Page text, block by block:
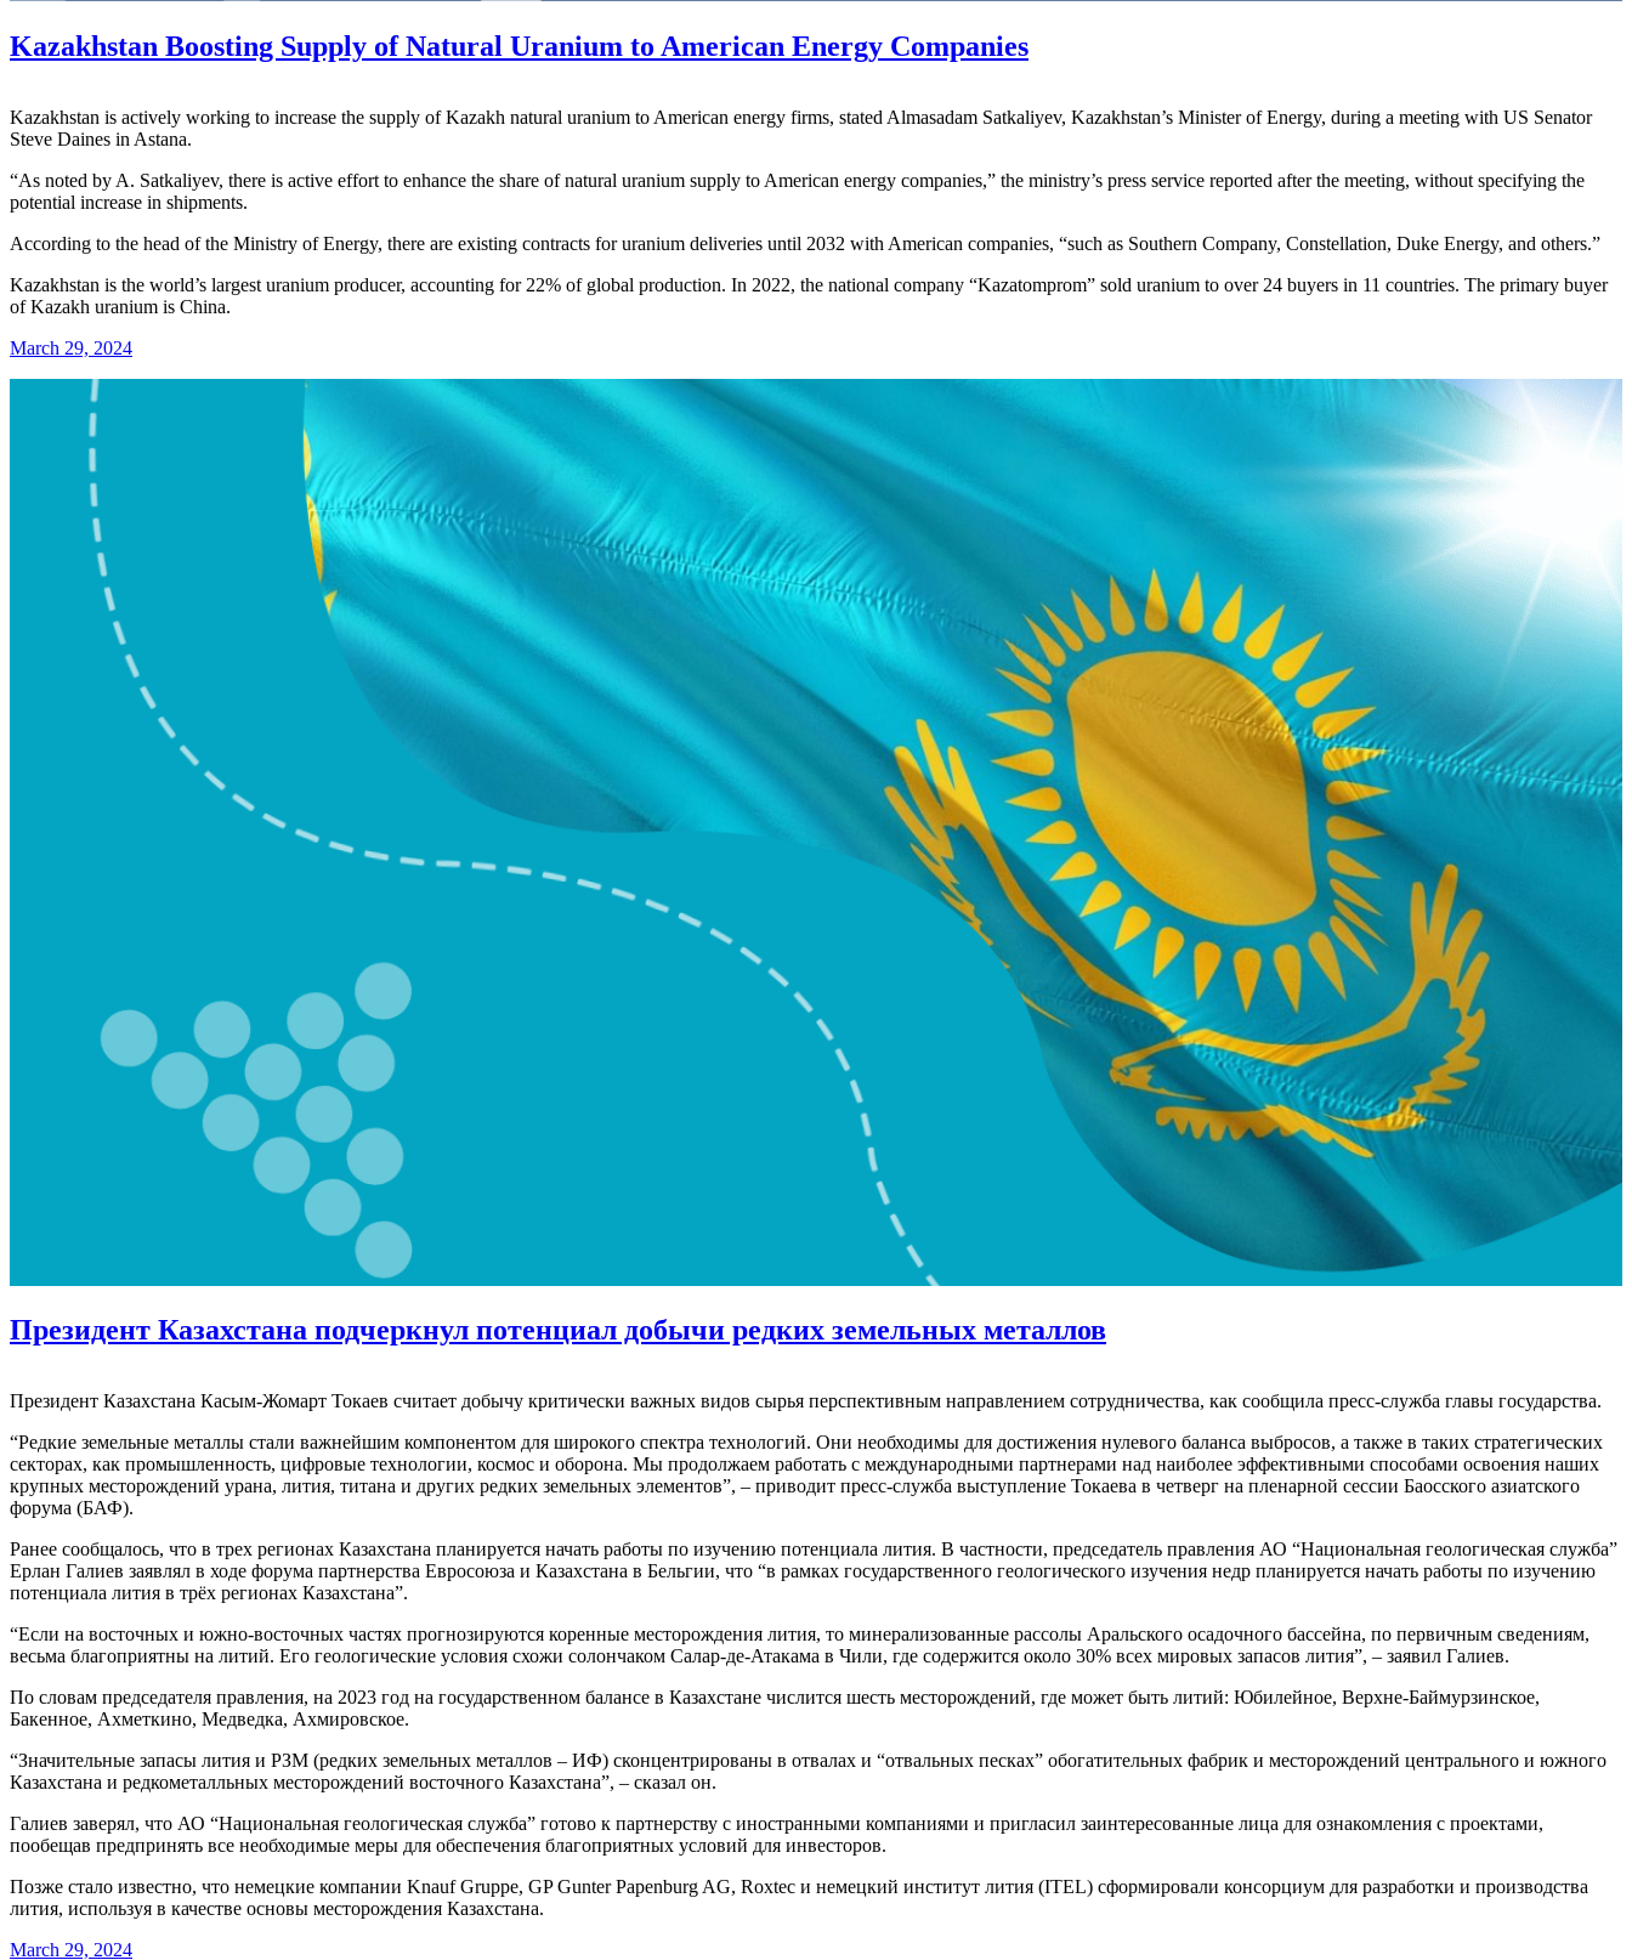
Kazakhstan Boosting Supply of Natural Uranium to American Energy Companies
Kazakhstan is actively working to increase the supply of Kazakh natural uranium to American energy firms, stated Almasadam Satkaliyev, Kazakhstan’s Minister of Energy, during a meeting with US Senator
Steve Daines in Astana.
“As noted by A. Satkaliyev, there is active effort to enhance the share of natural uranium supply to American energy companies,” the ministry’s press service reported after the meeting, without specifying the
potential increase in shipments.
According to the head of the Ministry of Energy, there are existing contracts for uranium deliveries until 2032 with American companies, “such as Southern Company, Constellation, Duke Energy, and others.”
Kazakhstan is the world’s largest uranium producer, accounting for 22% of global production. In 2022, the national company “Kazatomprom” sold uranium to over 24 buyers in 11 countries. The primary buyer
of Kazakh uranium is China.
March 29, 2024
Президент Казахстана подчеркнул потенциал добычи редких земельных металлов
Президент Казахстана Касым-Жомарт Токаев считает добычу критически важных видов сырья перспективным направлением сотрудничества, как сообщила пресс-служба главы государства.
“Редкие земельные металлы стали важнейшим компонентом для широкого спектра технологий. Они необходимы для достижения нулевого баланса выбросов, а также в таких стратегических
секторах, как промышленность, цифровые технологии, космос и оборона. Мы продолжаем работать с международными партнерами над наиболее эффективными способами освоения наших
крупных месторождений урана, лития, титана и других редких земельных элементов”, – приводит пресс-служба выступление Токаева в четверг на пленарной сессии Баосского азиатского
форума (БАФ).
Ранее сообщалось, что в трех регионах Казахстана планируется начать работы по изучению потенциала лития. В частности, председатель правления АО “Национальная геологическая служба”
Ерлан Галиев заявлял в ходе форума партнерства Евросоюза и Казахстана в Бельгии, что “в рамках государственного геологического изучения недр планируется начать работы по изучению
потенциала лития в трёх регионах Казахстана”.
“Если на восточных и южно-восточных частях прогнозируются коренные месторождения лития, то минерализованные рассолы Аральского осадочного бассейна, по первичным сведениям,
весьма благоприятны на литий. Его геологические условия схожи солончаком Салар-де-Атакама в Чили, где содержится около 30% всех мировых запасов лития”, – заявил Галиев.
По словам председателя правления, на 2023 год на государственном балансе в Казахстане числится шесть месторождений, где может быть литий: Юбилейное, Верхне-Баймурзинское,
Бакенное, Ахметкино, Медведка, Ахмировское.
“Значительные запасы лития и РЗМ (редких земельных металлов – ИФ) сконцентрированы в отвалах и “отвальных песках” обогатительных фабрик и месторождений центрального и южного
Казахстана и редкометалльных месторождений восточного Казахстана”, – сказал он.
Галиев заверял, что АО “Национальная геологическая служба” готово к партнерству с иностранными компаниями и пригласил заинтересованные лица для ознакомления с проектами,
пообещав предпринять все необходимые меры для обеспечения благоприятных условий для инвесторов.
Позже стало известно, что немецкие компании Knauf Gruppe, GP Gunter Papenburg AG, Roxtec и немецкий институт лития (ITEL) сформировали консорциум для разработки и производства
лития, используя в качестве основы месторождения Казахстана.
March 29, 2024